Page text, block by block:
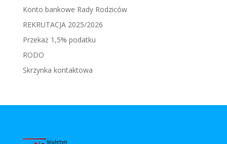
Konto bankowe Rady Rodziców
REKRUTACJA 2025/2026
Przekaż 1,5% podatku
RODO
Skrzynka kontaktowa